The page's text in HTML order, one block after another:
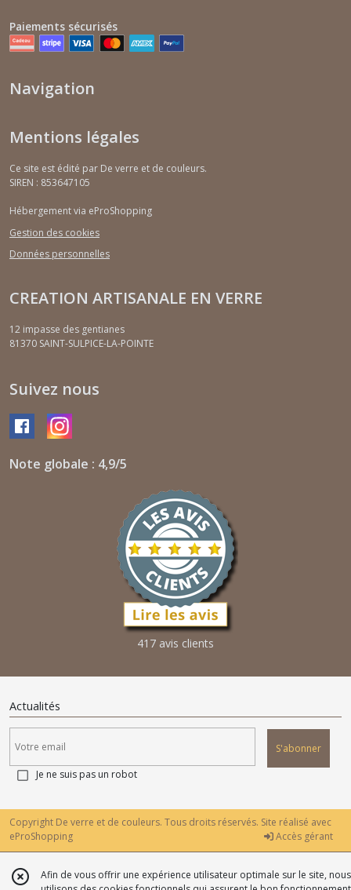
Paiements sécurisés
Navigation
Mentions légales
Ce site est édité par De verre et de couleurs.
SIREN : 853647105
Hébergement via eProShopping
Gestion des cookies
Données personnelles
CREATION ARTISANALE EN VERRE
12 impasse des gentianes
81370 SAINT-SULPICE-LA-POINTE
Suivez nous
Note globale : 4,9/5
417 avis clients
Actualités
S'abonner
Je ne suis pas un robot
Copyright De verre et de couleurs. Tous droits réservés. Site réalisé avec
eProShopping
Accès gérant
Afin de vous offrir une expérience utilisateur optimale sur le site, nous